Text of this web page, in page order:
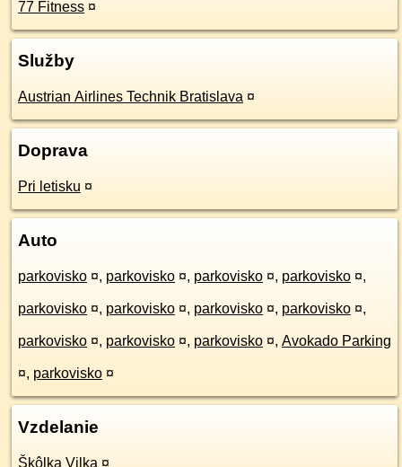
77 Fitness ¤
Služby
Austrian Airlines Technik Bratislava ¤
Doprava
Pri letisku ¤
Auto
parkovisko ¤, parkovisko ¤, parkovisko ¤, parkovisko ¤,
parkovisko ¤, parkovisko ¤, parkovisko ¤, parkovisko ¤,
parkovisko ¤, parkovisko ¤, parkovisko ¤, Avokado Parking
¤, parkovisko ¤
Vzdelanie
Škôlka Vilka ¤